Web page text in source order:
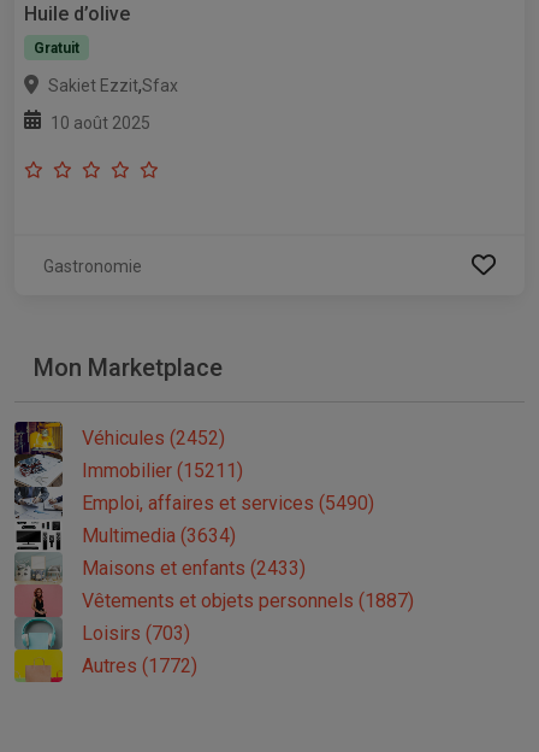
Huile d’olive
Gratuit
Sakiet Ezzit,Sfax
10 août 2025
Gastronomie
Mon Marketplace
Véhicules (2452)
Immobilier (15211)
Emploi, affaires et services (5490)
Multimedia (3634)
Maisons et enfants (2433)
Vêtements et objets personnels (1887)
Loisirs (703)
Autres (1772)